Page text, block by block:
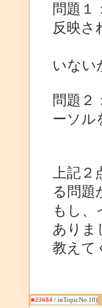
問題１
反映さ
→（
いない
問題２
ーソル
タイ
上記
る問題
もし、
ありま
教えて
■23684/ inTopicNo.10)